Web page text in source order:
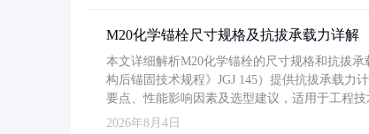
M20化学锚栓尺寸规格及抗拔承载力详解
本文详细解析M20化学锚栓的尺寸规格和抗拔
构后锚固技术规程》JGJ 145）提供抗拔承载力
要点、性能影响因素及选型建议，适用于工程技
2026年8月4日